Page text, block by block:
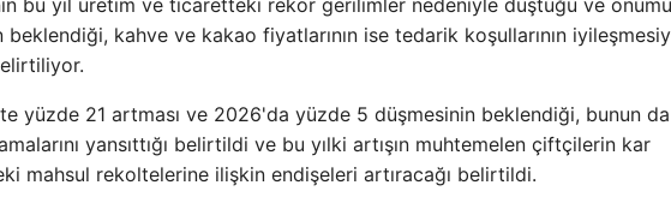
bu yıl üretim ve ticaretteki rekor gerilimler nedeniyle düştüğü ve
beklendiği, kahve ve kakao fiyatlarının ise tedarik koşullarının
yüzde 21 artması ve 2026'da yüzde 5 düşmesinin beklendiği, bunun
yansıttığı belirtildi ve bu yılki artışın muhtemelen çiftçilerin kar
mahsul rekoltelerine ilişkin endişeleri artıracağı belirtildi.